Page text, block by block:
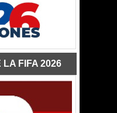
LA FIFA 2026